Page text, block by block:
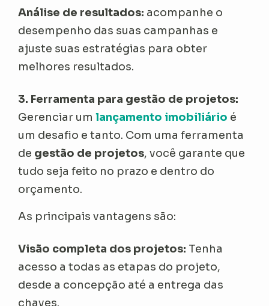
Análise de resultados: acompanhe o
desempenho das suas campanhas e
ajuste suas estratégias para obter
melhores resultados.
3. Ferramenta para gestão de projetos:
Gerenciar umlançamento imobiliário é
um desafio e tanto. Com uma ferramenta
de gestão de projetos, você garante que
tudo seja feito no prazo e dentro do
orçamento.
As principais vantagens são:
Visão completa dos projetos: Tenha
acesso a todas as etapas do projeto,
desde a concepção até a entrega das
chaves.